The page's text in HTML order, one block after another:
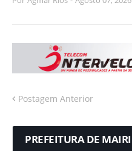
Postagem Anterior
PREFEITURA DE MAIRI